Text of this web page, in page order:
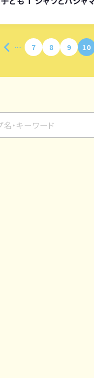
7 8 9 10